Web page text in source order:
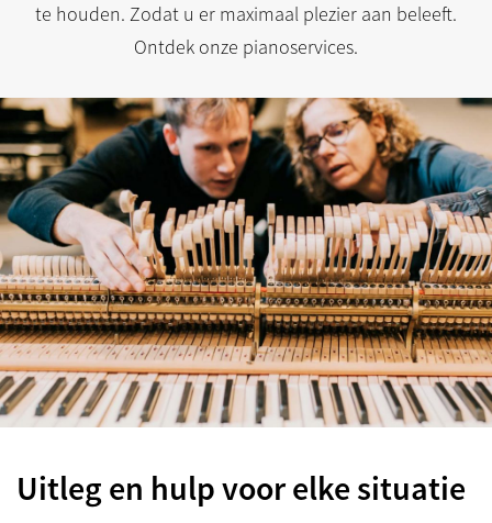
te houden. Zodat u er maximaal plezier aan beleeft.
Ontdek onze pianoservices.
Uitleg en hulp voor elke situatie